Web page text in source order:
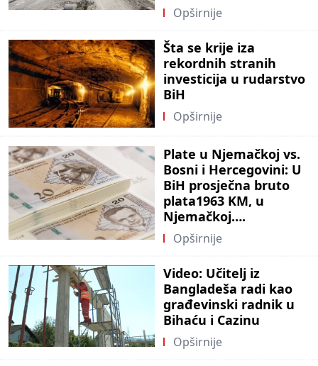
Opširnije
Šta se krije iza
rekordnih stranih
investicija u rudarstvo
BiH
Opširnije
Plate u Njemačkoj vs.
Bosni i Hercegovini: U
BiH prosječna bruto
plata1963 KM, u
Njemačkoj….
Opširnije
Video: Učitelj iz
Bangladeša radi kao
građevinski radnik u
Bihaću i Cazinu
Opširnije